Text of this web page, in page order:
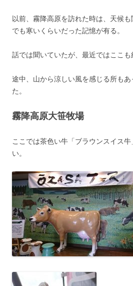
以前、霧降高原を訪れた時は、天候
でも寒いくらいだった記憶が有る。
話では聞いていたが、最近ではここも
途中、山から涼しい風を感じる所も
た。
霧降高原大笹牧場
ここでは茶色い牛「ブラウンスイス
い。